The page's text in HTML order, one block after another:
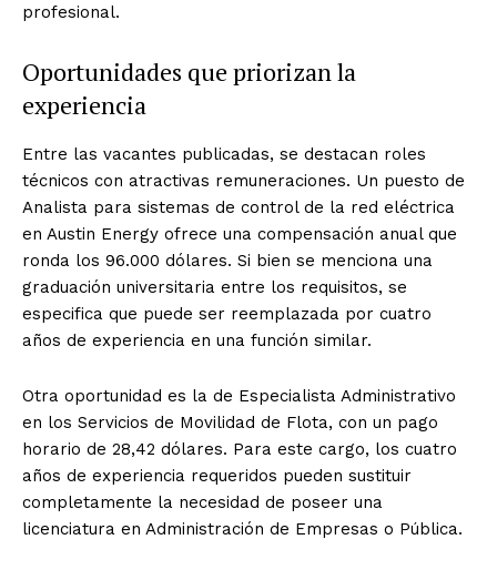
profesional.
Oportunidades que priorizan la
experiencia
Entre las vacantes publicadas, se destacan roles
técnicos con atractivas remuneraciones. Un puesto de
Analista para sistemas de control de la red eléctrica
en Austin Energy ofrece una compensación anual que
ronda los 96.000 dólares. Si bien se menciona una
graduación universitaria entre los requisitos, se
especifica que puede ser reemplazada por cuatro
años de experiencia en una función similar.
Otra oportunidad es la de Especialista Administrativo
en los Servicios de Movilidad de Flota, con un pago
horario de 28,42 dólares. Para este cargo, los cuatro
años de experiencia requeridos pueden sustituir
completamente la necesidad de poseer una
licenciatura en Administración de Empresas o Pública.